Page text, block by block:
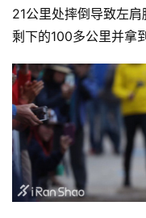
21公里处摔倒导致左
剩下的100多公里并拿